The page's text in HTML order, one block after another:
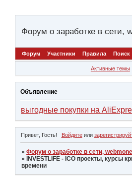
Форум о заработке в сети,
Форум Участники Правила Поиск
Активные темы
Объявление
выгодные покупки на
Привет, Гость! Войдитеили
»Форум о заработке в сети,
»
INVESTLIFE - ICO проекты, курсы
времени